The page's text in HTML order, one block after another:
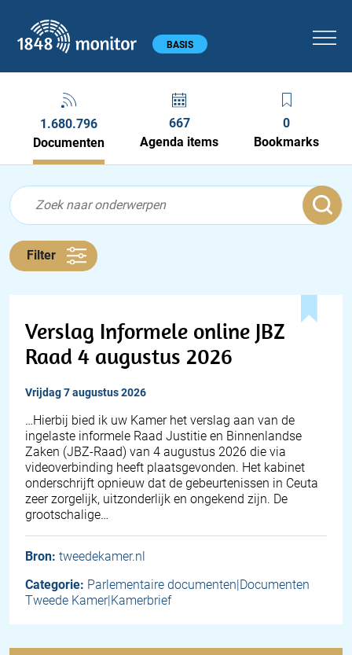
Hoofdmenu BASIS
1.680.796
Documenten
667
Agenda items
0
Bookmarks
Documenten feed
Feed
Filter
Verslag Informele online JBZ
Raad 4 augustus 2026
vrijdag 7 augustus 2026
… Hierbij bied ik uw Kamer het verslag aan van de
ingelaste informele Raad Justitie en Binnenlandse
Zaken (JBZ-Raad) van 4 augustus 2026 die via
videoverbinding heeft plaatsgevonden. Het kabinet
onderschrijft opnieuw dat de gebeurtenissen in Ceuta
zeer zorgelijk, uitzonderlijk en ongekend zijn. De
grootschalige…
Bron: tweedekamer.nl
Categorie: Parlementaire documenten|Documenten
Tweede Kamer|Kamerbrief